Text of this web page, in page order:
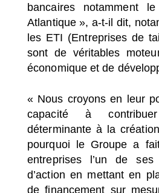
bancaires notamment
Atlantique », a-t-il dit,
les ETI (Entreprises de
sont de véritables
économique et de
« Nous croyons en leur
capacité à
déterminante à la
pourquoi le Groupe a
entreprises l’un de ses
d’action en mettant en
de financement sur